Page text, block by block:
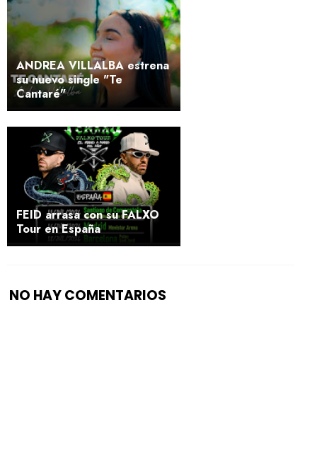
ANDREA VILLALBA estrena
su nuevo single "Te
Cantaré"
FEID arrasa con su FALXO
Tour en España
NO HAY COMENTARIOS